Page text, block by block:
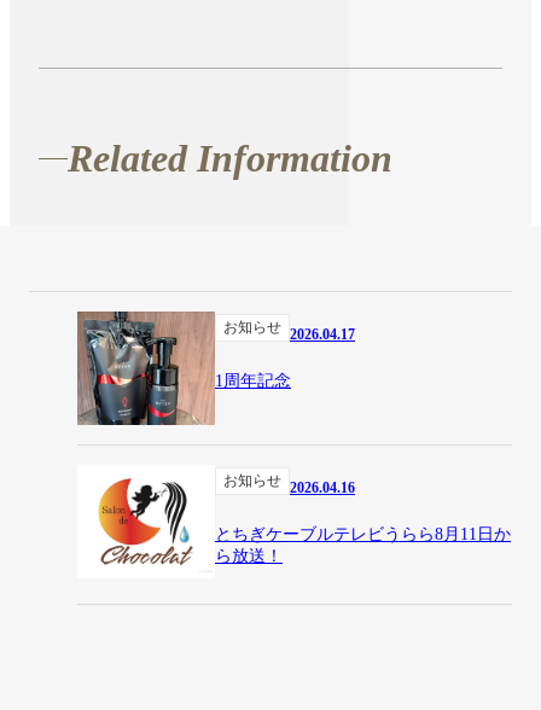
Related Information
お知らせ 2026.04.17
1周年記念
お知らせ 2026.04.16
とちぎケーブルテレビうらら8月11日か
ら放送！